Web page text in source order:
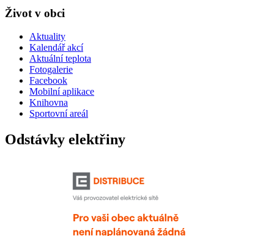
Život v obci
Aktuality
Kalendář akcí
Aktuální teplota
Fotogalerie
Facebook
Mobilní aplikace
Knihovna
Sportovní areál
Odstávky elektřiny